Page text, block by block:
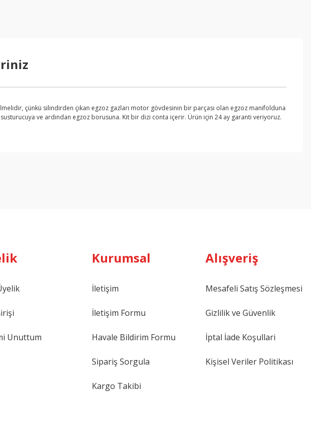
çünkü silindirden çıkan egzoz gazları motor gövdesinin bir parçası olan egzoz manifolduna
ve ardından egzoz borusuna. Kit bir dizi conta içerir. Ürün için 24 ay garanti veriyoruz.
Unuttum
Kurumsal
İletişim
İletişim Formu
Havale Bildirim Formu
Sipariş Sorgula
Kargo Takibi
Alışveriş
Mesafeli Satış Sözleşmesi
Gizlilik ve Güvenlik
İptal İade Koşullari
Kişisel Veriler Politikası